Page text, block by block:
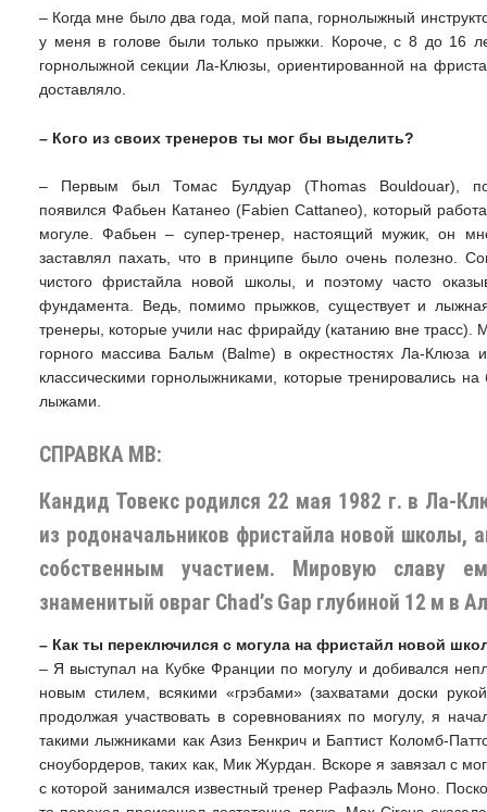
– Когда мне было два года, мой папа, горнолыжный
у меня в голове были только прыжки. Короче, с 8 до 16
горнолыжной секции Ла-Клюзы, ориентированной на
доставляло.
– Кого из своих тренеров ты мог бы выделить?
– Первым был Томас Булдуар (Thomas Bouldouar),
появился Фабьен Катанео (Fabien Cattaneo), который
могуле. Фабьен – супер-тренер, настоящий мужик, он
заставлял пахать, что в принципе было очень полезно.
чистого фристайла новой школы, и поэтому часто
фундамента. Ведь, помимо прыжков, существует и
тренеры, которые учили нас фрирайду (катанию вне
горного массива Бальм (Balme) в окрестностях Ла-
классическими горнолыжниками, которые тренировались
лыжами.
СПРАВКА МВ:
Кандид Товекс родился 22 мая 1982 г. в Ла-
из родоначальников фристайла новой
собственным участием. Мировую славу
знаменитый овраг Chad’s Gap глубиной 12 м
– Как ты переключился с могула на фристайл новой
– Я выступал на Кубке Франции по могулу и добивался
новым стилем, всякими «грэбами» (захватами доски
продолжая участвовать в соревнованиях по могулу, я
такими лыжниками как Азиз Бенкрич и Баптист Коломб-
сноубордеров, таких как, Мик Журдан. Вскоре я завязал с
с которой занимался известный тренер Рафаэль Моно.